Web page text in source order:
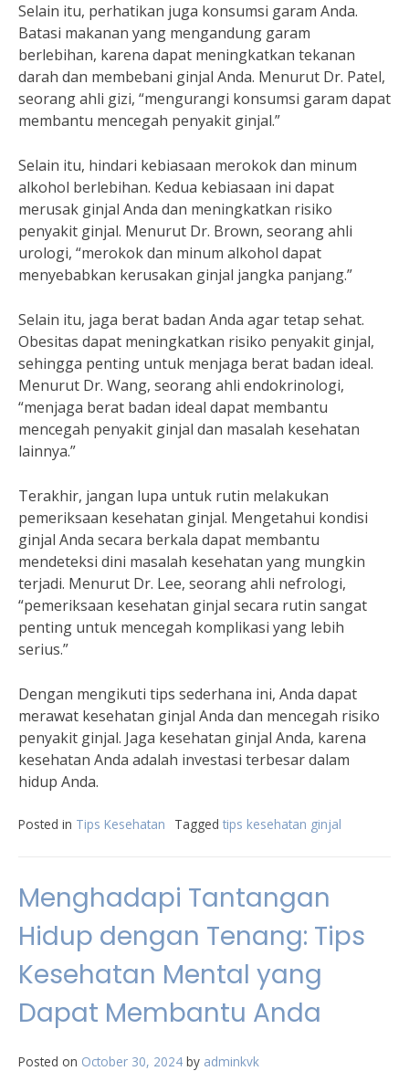
Selain itu, perhatikan juga konsumsi garam Anda.
Batasi makanan yang mengandung garam
berlebihan, karena dapat meningkatkan tekanan
darah dan membebani ginjal Anda. Menurut Dr. Patel,
seorang ahli gizi, “mengurangi konsumsi garam dapat
membantu mencegah penyakit ginjal.”
Selain itu, hindari kebiasaan merokok dan minum
alkohol berlebihan. Kedua kebiasaan ini dapat
merusak ginjal Anda dan meningkatkan risiko
penyakit ginjal. Menurut Dr. Brown, seorang ahli
urologi, “merokok dan minum alkohol dapat
menyebabkan kerusakan ginjal jangka panjang.”
Selain itu, jaga berat badan Anda agar tetap sehat.
Obesitas dapat meningkatkan risiko penyakit ginjal,
sehingga penting untuk menjaga berat badan ideal.
Menurut Dr. Wang, seorang ahli endokrinologi,
“menjaga berat badan ideal dapat membantu
mencegah penyakit ginjal dan masalah kesehatan
lainnya.”
Terakhir, jangan lupa untuk rutin melakukan
pemeriksaan kesehatan ginjal. Mengetahui kondisi
ginjal Anda secara berkala dapat membantu
mendeteksi dini masalah kesehatan yang mungkin
terjadi. Menurut Dr. Lee, seorang ahli nefrologi,
“pemeriksaan kesehatan ginjal secara rutin sangat
penting untuk mencegah komplikasi yang lebih
serius.”
Dengan mengikuti tips sederhana ini, Anda dapat
merawat kesehatan ginjal Anda dan mencegah risiko
penyakit ginjal. Jaga kesehatan ginjal Anda, karena
kesehatan Anda adalah investasi terbesar dalam
hidup Anda.
Posted in Tips Kesehatan Tagged tips kesehatan ginjal
Menghadapi Tantangan
Hidup dengan Tenang: Tips
Kesehatan Mental yang
Dapat Membantu Anda
Posted on October 30, 2024 by adminkvk